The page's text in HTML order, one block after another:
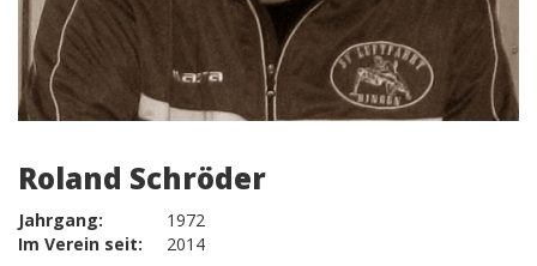
Roland Schröder
Jahrgang:
1972
Im Verein seit:
2014